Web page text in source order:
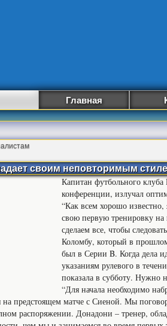
Главная
своим неповторимым
Капитан футбольного
конференции, излучал
“Как всем хорошо
свою первую тренировку
сделаем все, чтобы
Коломбу, который в
был в Серии B. Когда дела
указаниям рулевого в
показала в субботу. Нужно
“Для начала необходимо
на предстоящем матче с Сиеной. Мы
распоряжении. Донадони – тренер,